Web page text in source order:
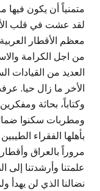
متمنياً أن يكون فيها
لقد عشت في قلب
معظم الأقطار
من اجل الكرامة
العديد من القيادات
الأخر ما زال حيا.
وكتاباً، بحاثة
ومطربات سكنوا
بأهلها الفقراء
مروراً بالعراق
علمتنا وأرشدتنا إلى
نضالنا الذي لن يهدأ